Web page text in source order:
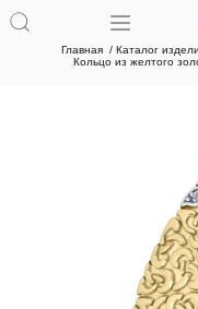
Главная Каталог
Кольцо из желтого